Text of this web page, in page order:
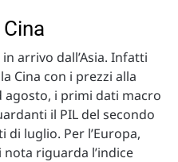
arrivo dall’Asia. Infatti
Cina con i prezzi alla
agosto, i primi dati macro
il PIL del secondo
luglio. Per l’Europa,
nota riguarda l’indice